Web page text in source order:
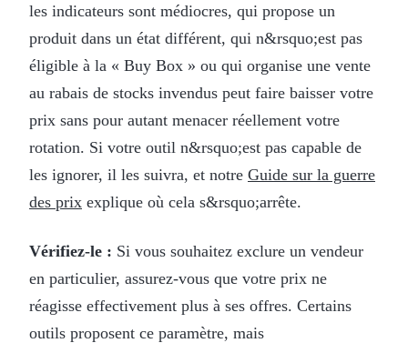
les indicateurs sont médiocres, qui propose un
produit dans un état différent, qui n&rsquo;est pas
éligible à la « Buy Box » ou qui organise une vente
au rabais de stocks invendus peut faire baisser votre
prix sans pour autant menacer réellement votre
rotation. Si votre outil n&rsquo;est pas capable de
les ignorer, il les suivra, et notre Guide sur la guerre
des prix explique où cela s&rsquo;arrête.
Vérifiez-le : Si vous souhaitez exclure un vendeur
en particulier, assurez-vous que votre prix ne
réagisse effectivement plus à ses offres. Certains
outils proposent ce paramètre, mais